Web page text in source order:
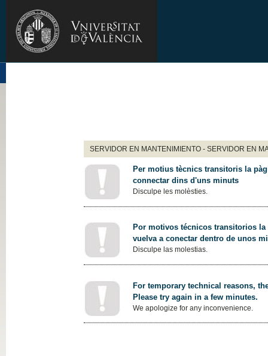
SERVIDOR EN MANTENIMIENTO - SERVIDOR EN
Per motius tècnics transitoris la
connectar dins d'uns minuts
Disculpe les molèsties.
Por motivos técnicos transitorios
vuelva a conectar dentro de unos
Disculpe las molestias.
For temporary technical reasons,
Please try again in a few minutes.
We apologize for any inconvenience.